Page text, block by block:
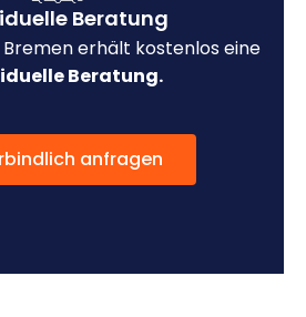
Beratung
erhält kostenlos eine
Beratung.
anfragen